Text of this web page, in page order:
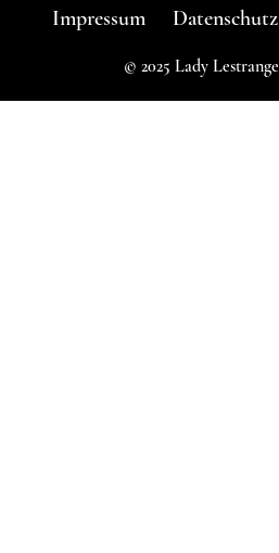
Impressum Datenschutz
© 2025 Lady Lestrange